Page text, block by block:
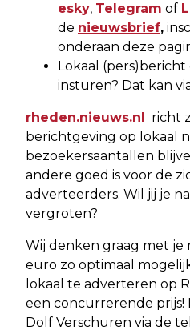
esky, Telegram of
de nieuwsbrief,
onderaan deze
Lokaal
insturen? Dat kan
rheden.nieuws.nl richt
berichtgeving op lokaal
bezoekersaantallen
andere goed is voor de
adverteerders. Wil jij je
vergroten?
Wij denken graag met je
euro zo optimaal
lokaal te adverteren op
een concurrerende
Dolf Verschuren via de